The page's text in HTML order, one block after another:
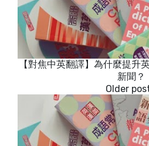
【對焦中英翻譯】為什麼提升
新聞？